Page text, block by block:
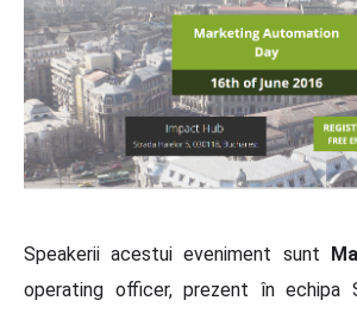
Speakerii acestui eveniment sunt
operating officer, prezent în echipa